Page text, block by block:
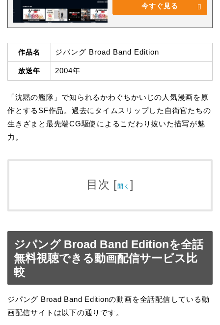
今すぐ見る
作品名 ジパング Broad Band Edition
放送年 2004年
「沈黙の艦隊」で知られるかわぐちかいじの人気漫画を原
作とするSF作品。過去にタイムスリップした自衛官たちの
生きざまと最先端CG駆使によるこだわり抜いた描写が魅
力。
目次 [開く ]
ジパング Broad Band Editionを全話
無料視聴できる動画配信サービス比
較
ジパング Broad Band Editionの動画を全話配信している動
画配信サイトは以下の通りです。